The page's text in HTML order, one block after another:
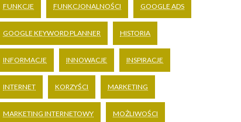
FUNKCJE FUNKCJONALNOŚCI GOOGLE ADS
GOOGLE KEYWORD PLANNER HISTORIA
INFORMACJE INNOWACJE INSPIRACJE
INTERNET KORZYŚCI MARKETING
MARKETING INTERNETOWY MOŻLIWOŚCI